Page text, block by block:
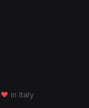
♥ in Italy